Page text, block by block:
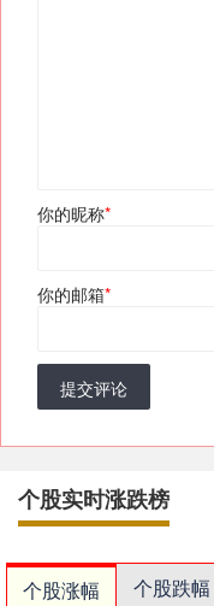
你的昵称*
你的邮箱*
提交评论
个股实时涨跌榜
个股涨幅 个股跌幅